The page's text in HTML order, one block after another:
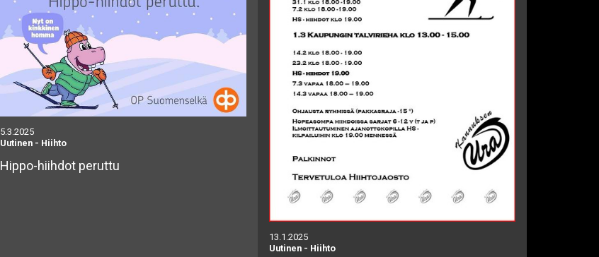
5.3.2025
Uutinen - Hiihto
Hippo-hiihdot peruttu
13.1.2025
Uutinen - Hiihto